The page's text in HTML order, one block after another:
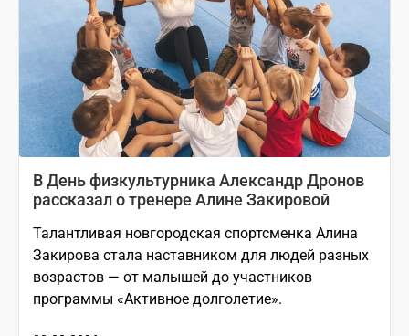
В День физкультурника Александр Дронов
рассказал о тренере Алине Закировой
Талантливая новгородская спортсменка Алина
Закирова стала наставником для людей разных
возрастов — от малышей до участников
программы «Активное долголетие».